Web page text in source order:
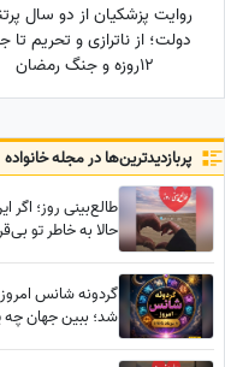
روایت پزشکیان از دو سال
دولت؛ از ناترازی و تحریم
12روزه و جنگ رمضان
پربازدید‌ترین‌ها در مجله خانواده
طالع‌بینی روز؛
حالا به خاطر تو
شد؛ ببین جهان چه